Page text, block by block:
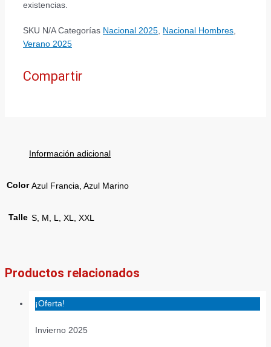
existencias.
SKU N/A Categorías Nacional 2025, Nacional Hombres,
Verano 2025
Compartir
Información adicional
Color Azul Francia, Azul Marino
Talle S, M, L, XL, XXL
Productos relacionados
¡Oferta!
Invierno 2025